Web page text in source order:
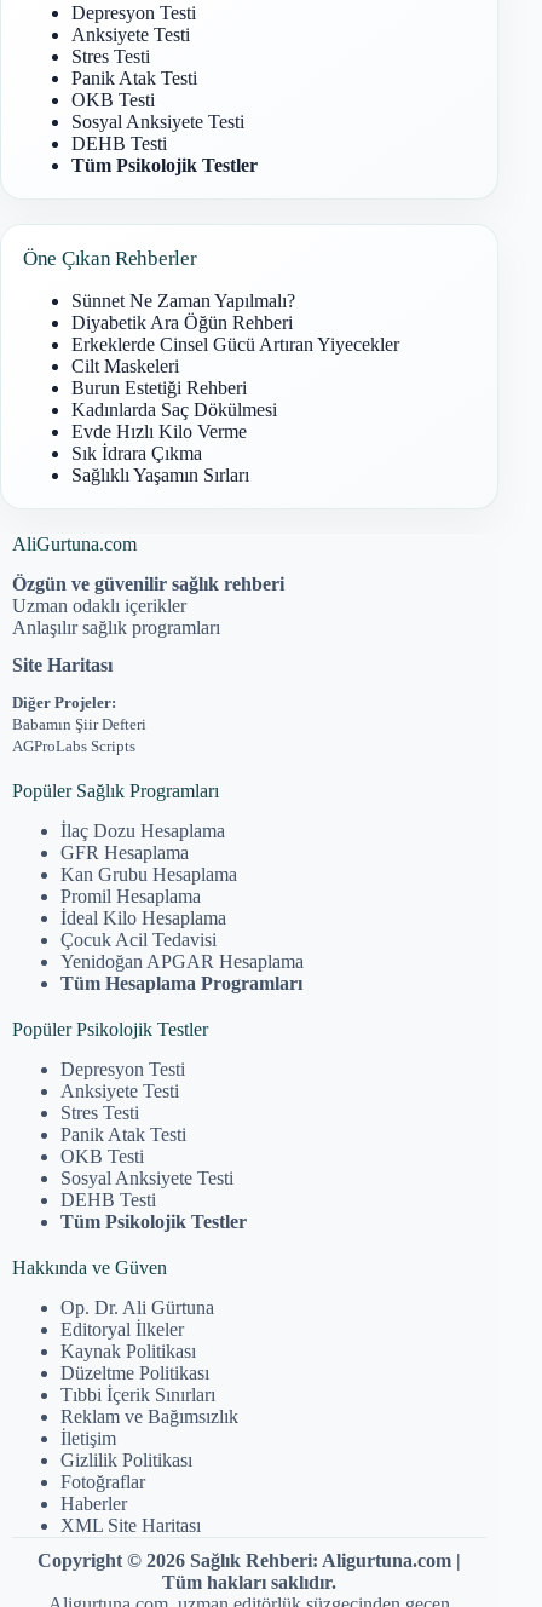
Depresyon Testi
Anksiyete Testi
Stres Testi
Panik Atak Testi
OKB Testi
Sosyal Anksiyete Testi
DEHB Testi
Tüm Psikolojik Testler
Öne Çıkan Rehberler
Sünnet Ne Zaman Yapılmalı?
Diyabetik Ara Öğün Rehberi
Erkeklerde Cinsel Gücü Artıran Yiyecekler
Cilt Maskeleri
Burun Estetiği Rehberi
Kadınlarda Saç Dökülmesi
Evde Hızlı Kilo Verme
Sık İdrara Çıkma
Sağlıklı Yaşamın Sırları
AliGurtuna.com
Özgün ve güvenilir sağlık rehberi
Uzman odaklı içerikler
Anlaşılır sağlık programları
Site Haritası
Diğer Projeler:
Babamın Şiir Defteri
AGProLabs Scripts
Popüler Sağlık Programları
İlaç Dozu Hesaplama
GFR Hesaplama
Kan Grubu Hesaplama
Promil Hesaplama
İdeal Kilo Hesaplama
Çocuk Acil Tedavisi
Yenidoğan APGAR Hesaplama
Tüm Hesaplama Programları
Popüler Psikolojik Testler
Depresyon Testi
Anksiyete Testi
Stres Testi
Panik Atak Testi
OKB Testi
Sosyal Anksiyete Testi
DEHB Testi
Tüm Psikolojik Testler
Hakkında ve Güven
Op. Dr. Ali Gürtuna
Editoryal İlkeler
Kaynak Politikası
Düzeltme Politikası
Tıbbi İçerik Sınırları
Reklam ve Bağımsızlık
İletişim
Gizlilik Politikası
Fotoğraflar
Haberler
XML Site Haritası
Copyright © 2026 Sağlık Rehberi: Aligurtuna.com |
Tüm hakları saklıdır.